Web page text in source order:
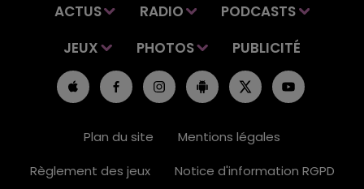
ACTUS RADIO
PODCASTS
JEUX
PHOTOS PUBLICITÉ
Plan du site
Mentions légales
Règlement des jeux
Notice d'information RGPD